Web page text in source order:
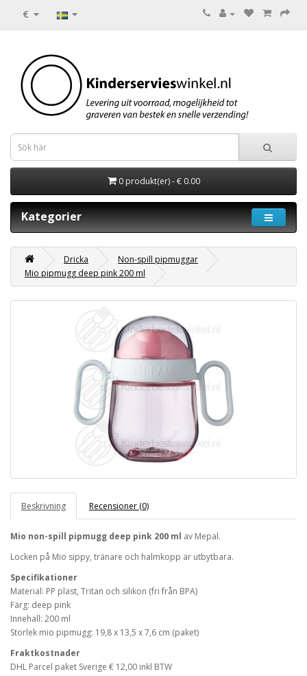
€
0 produkt(er) - € 0.00
Kategorier
Dricka
Non-spill pipmuggar
Mio pipmugg deep pink 200 ml
Beskrivning Recensioner (0)
Mio non-spill pipmugg deep pink 200 ml av Mepal.
Locken på Mio sippy, tränare och halmkopp är utbytbara.
Specifikationer
Material: PP plast, Tritan och silikon (fri från BPA)
Färg: deep pink
Innehall: 200 ml
Storlek mio pipmugg: 19,8 x 13,5 x 7,6 cm (paket)
Fraktkostnader
DHL Parcel paket Sverige € 12,00 inkl BTW